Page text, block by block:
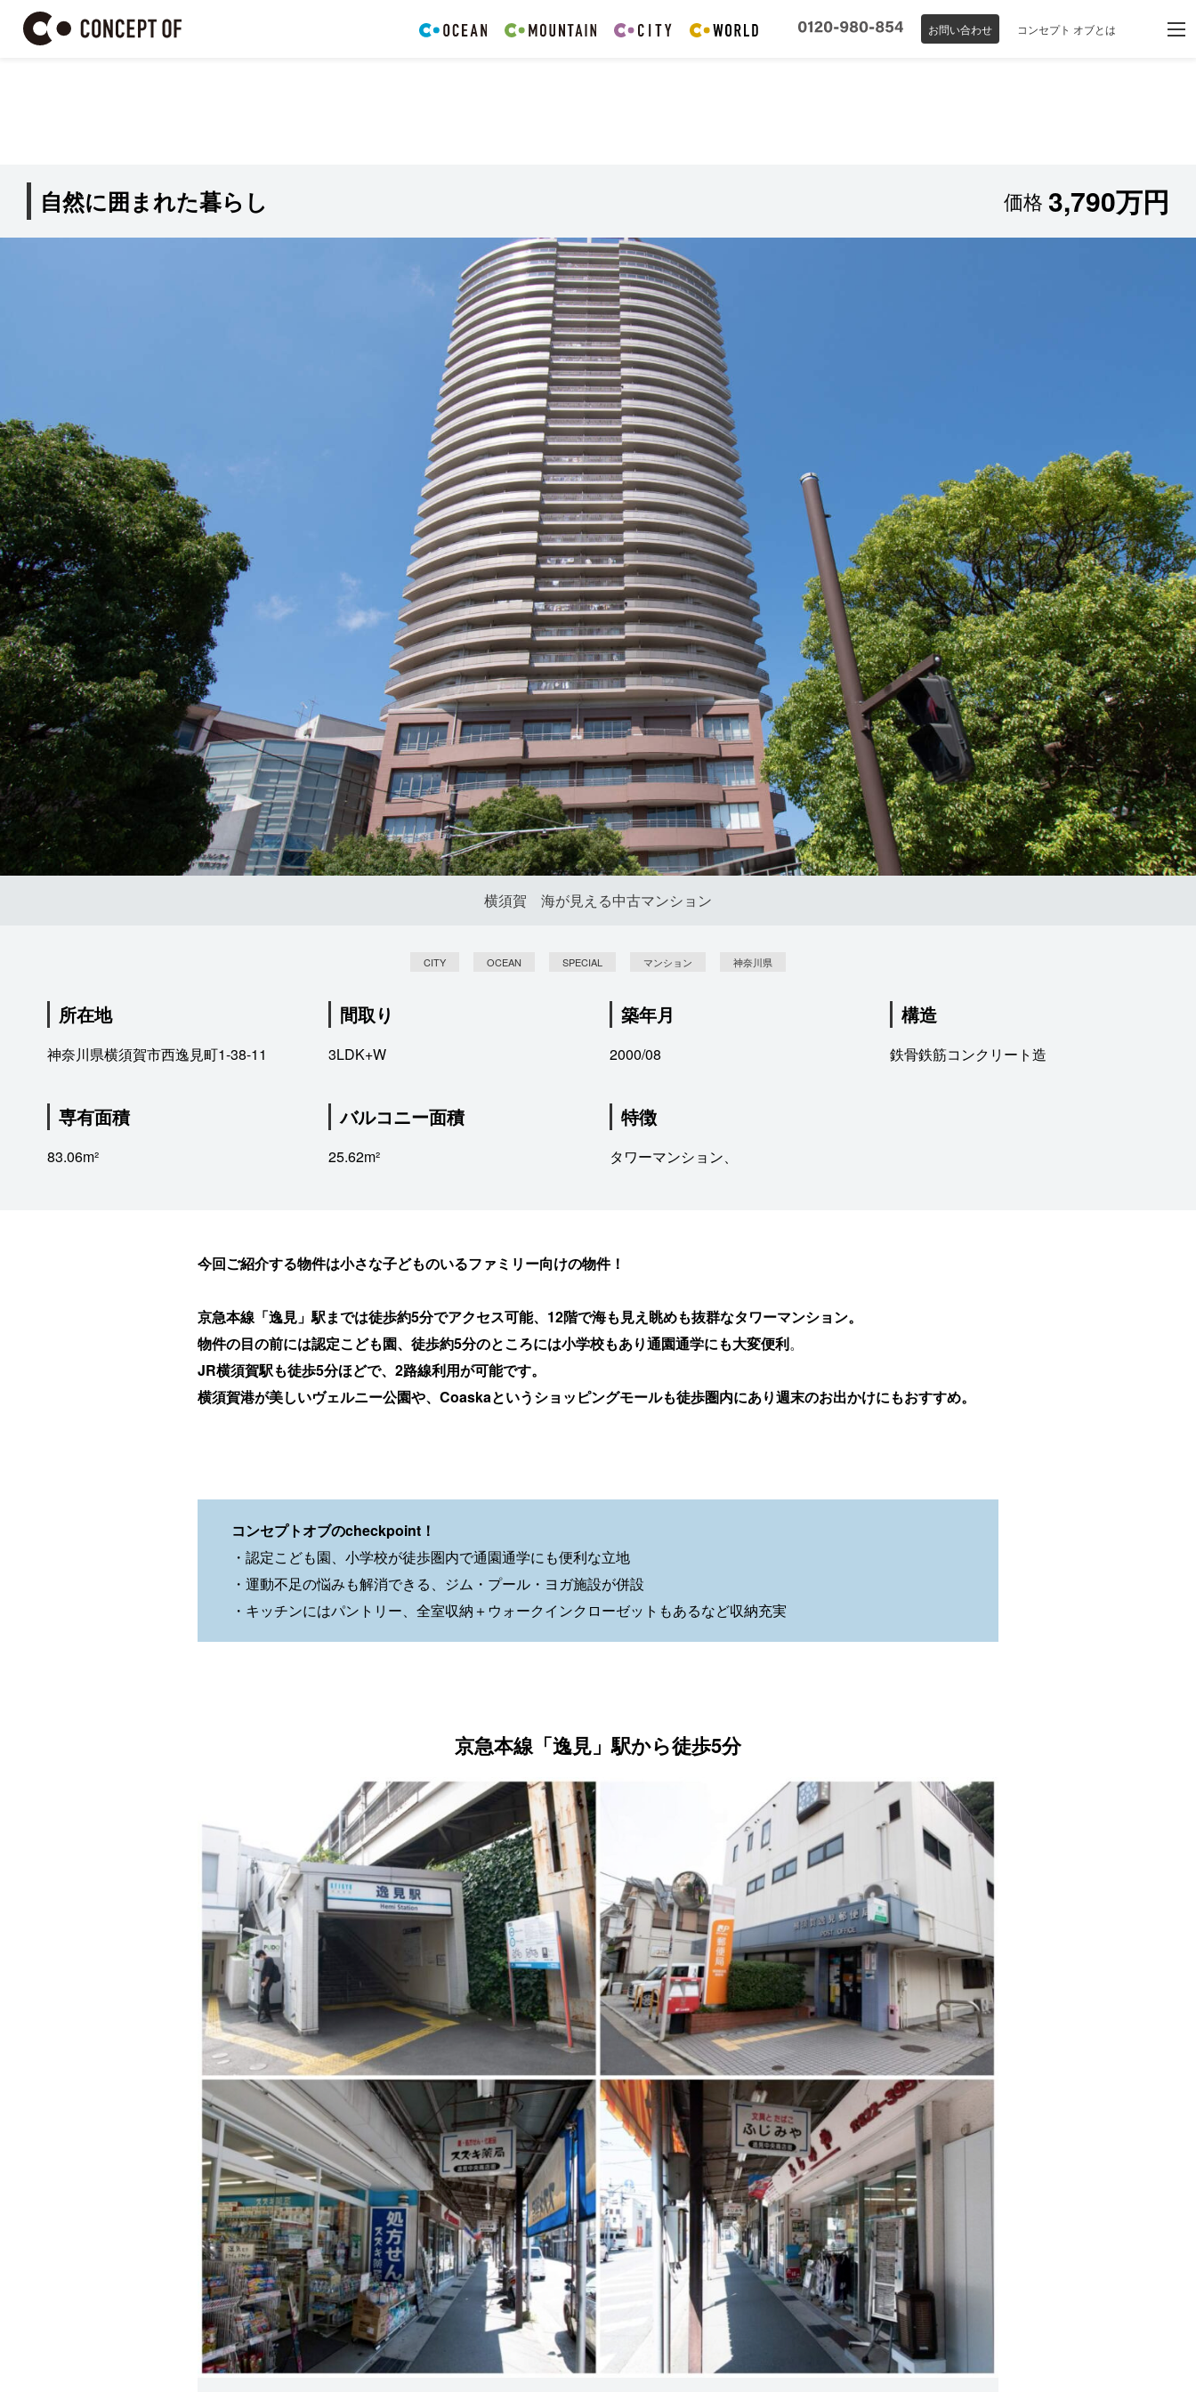
お問い合わせ コンセプト オブとは
自然に囲まれた暮らし 価格 3,790万円
横須賀 海が見える中古マンション
CITY OCEAN SPECIAL マンション 神奈川県
所在地
神奈川県横須賀市西逸見町1-38-11
間取り
3LDK+W
築年月
2000/08
構造
鉄骨鉄筋コンクリート造
専有面積
83.06m²
バルコニー面積
25.62m²
特徴
タワーマンション、
今回ご紹介する物件は小さな子どものいるファミリー向けの物件！
京急本線「逸見」駅までは徒歩約5分でアクセス可能、12階で海も見え眺めも抜群なタワーマンション。
物件の目の前には認定こども園、徒歩約5分のところには小学校もあり通園通学にも大変便利。
JR横須賀駅も徒歩5分ほどで、2路線利用が可能です。
横須賀港が美しいヴェルニー公園や、Coaskaというショッピングモールも徒歩圏内にあり週末のお出かけにもおすすめ。
コンセプトオブのcheckpoint！
・認定こども園、小学校が徒歩圏内で通園通学にも便利な立地
・運動不足の悩みも解消できる、ジム・プール・ヨガ施設が併設
・キッチンにはパントリー、全室収納＋ウォークインクローゼットもあるなど収納充実
京急本線「逸見」駅から徒歩5分